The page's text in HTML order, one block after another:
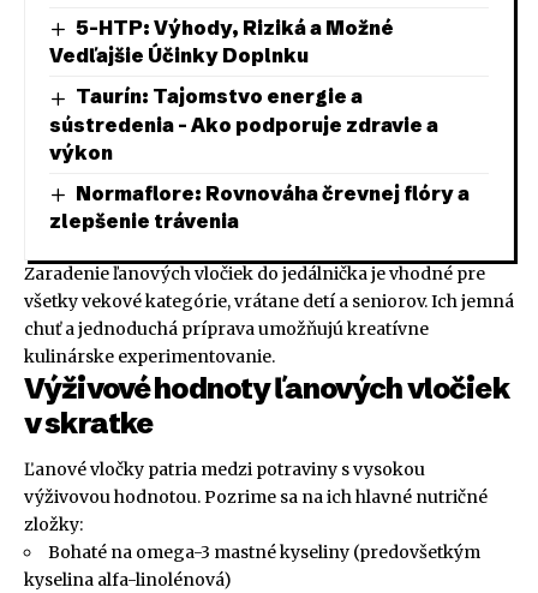
5-HTP: Výhody, Riziká a Možné
Vedľajšie Účinky Doplnku
Taurín: Tajomstvo energie a
sústredenia – Ako podporuje zdravie a
výkon
Normaflore: Rovnováha črevnej flóry a
zlepšenie trávenia
Zaradenie ľanových vločiek do jedálnička je vhodné pre
všetky vekové kategórie, vrátane detí a seniorov. Ich jemná
chuť a jednoduchá príprava umožňujú kreatívne
kulinárske experimentovanie.
Výživové hodnoty ľanových vločiek
v skratke
Ľanové vločky patria medzi potraviny s vysokou
výživovou hodnotou. Pozrime sa na ich hlavné nutričné
zložky:
Bohaté na omega-3 mastné kyseliny (predovšetkým
kyselina alfa-linolénová)